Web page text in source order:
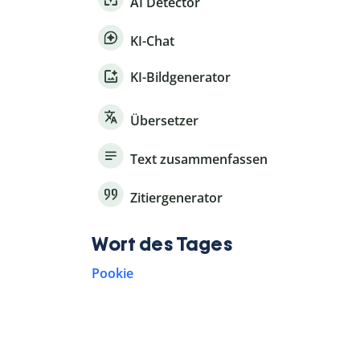
KI-Chat
KI-Bildgenerator
Übersetzer
Text zusammenfassen
Zitiergenerator
Wort des Tages
Pookie